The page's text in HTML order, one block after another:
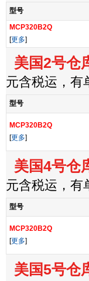
型号
MCP320B2Q
[更多]
美国2号仓
元含税运，有
型号
MCP320B2Q
[更多]
美国4号仓
元含税运，有
型号
MCP320B2Q
[更多]
美国5号仓